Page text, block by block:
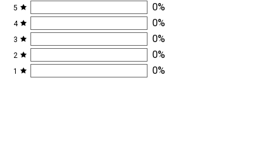
5 0%
4 0%
3 0%
2 0%
1 0%